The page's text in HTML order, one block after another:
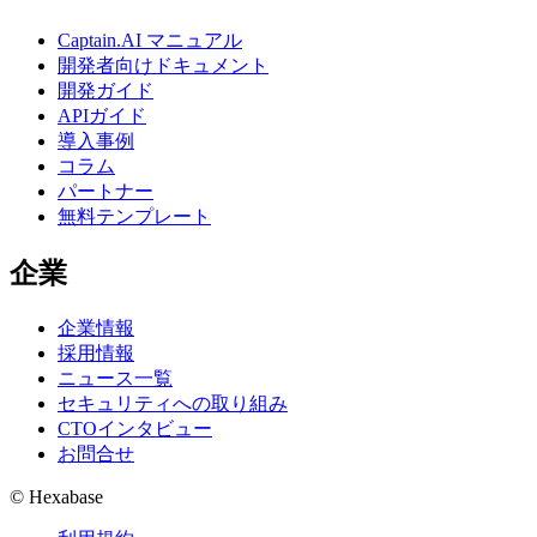
Captain.AI マニュアル
開発者向けドキュメント
開発ガイド
APIガイド
導入事例
コラム
パートナー
無料テンプレート
企業
企業情報
採用情報
ニュース一覧
セキュリティへの取り組み
CTOインタビュー
お問合せ
© Hexabase